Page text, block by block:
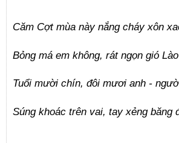
Căm Cợt mùa này nắng cháy xôn
Bỏng má em không, rát ngọn gió
Tuổi mười chín, đôi mươi anh -
Súng khoác trên vai, tay xẻng băng